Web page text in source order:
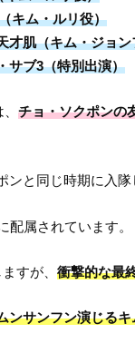
キム・ルリ役）
才肌（キム・ジョン
サブ3（特別出演）
、チョ・ソクポンの
ンと同じ時期に入隊
配属されています。
すが、衝撃的な最
ンサンフン演じる